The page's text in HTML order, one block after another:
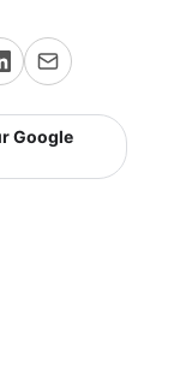
Google